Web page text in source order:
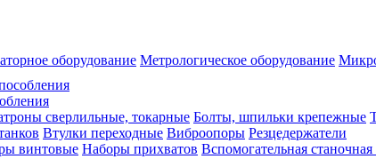
оборудование Метрологическое оборудование
сверлильные, токарные Болты, шпильки крепежные
Втулки переходные Виброопоры Резцедержатели
винтовые Наборы прихватов Вспомогательная станочная